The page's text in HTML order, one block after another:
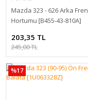
Mazda 323 - 626 Arka Fren
Hortumu [B455-43-810A]
203,35 TL
245,00 TL
%17